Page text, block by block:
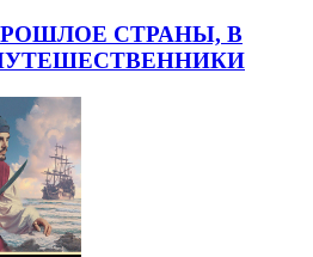
ПРОШЛОЕ СТРАНЫ, В